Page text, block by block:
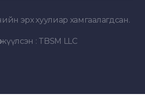
эрх хуулиар хамгаалагдсан.
: TBSM LLC